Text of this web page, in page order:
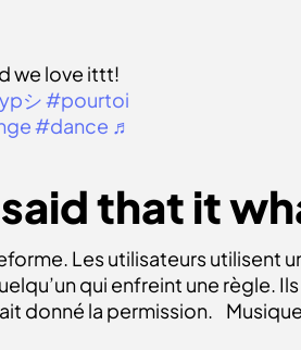
we love ittt!
シ#pourtoi
#dance ♬
that it
Les utilisateurs utilisent
qui enfreint une règle.
donné la permission.